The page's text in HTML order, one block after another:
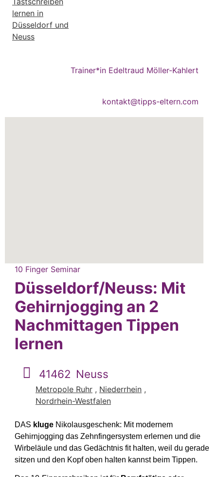
Trainer*in Edeltraud Möller-Kahlert
kontakt@tipps-eltern.com
10 Finger Seminar
Düsseldorf/Neuss: Mit
Gehirnjogging an 2
Nachmittagen Tippen
lernen
41462 Neuss
Metropole Ruhr , Niederrhein ,
Nordrhein-Westfalen
DAS kluge Nikolausgeschenk: Mit modernem
Gehirnjogging das Zehnfingersystem erlernen und die
Wirbeläule und das Gedächtnis fit halten, weil du gerade
sitzen und den Kopf oben halten kannst beim Tippen.